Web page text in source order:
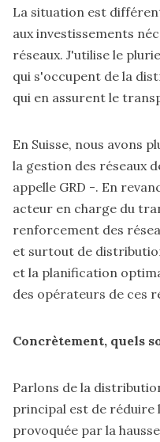
La situation est
aux investissements
réseaux. J'utilise le
qui s'occupent de la
qui en assurent le
En Suisse, nous avons
la gestion des réseaux
appelle GRD -. En
acteur en charge du
renforcement des
et surtout de
et la planification
des opérateurs de ces
Concrètement, quels
Parlons de la
principal est de réduire
provoquée par la